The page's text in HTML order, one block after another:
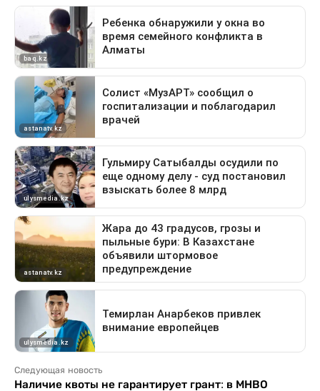
Следующая новость
Наличие квоты не гарантирует грант: в МНВО